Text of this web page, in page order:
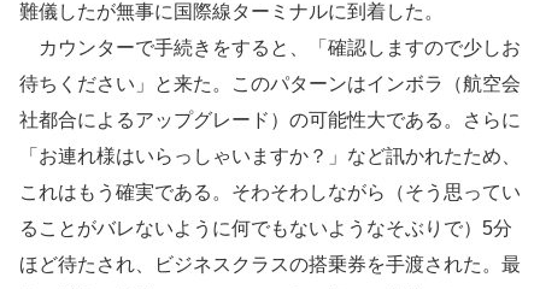
難儀したが無事に国際線ターミナルに到着した。
カウンターで手続きをすると、「確認しますので少しお
待ちください」と来た。このパターンはインボラ（航空会
社都合によるアップグレード）の可能性大である。さらに
「お連れ様はいらっしゃいますか？」など訊かれたため、
これはもう確実である。そわそわしながら（そう思ってい
ることがバレないように何でもないようなそぶりで）5分
ほど待たされ、ビジネスクラスの搭乗券を手渡された。最